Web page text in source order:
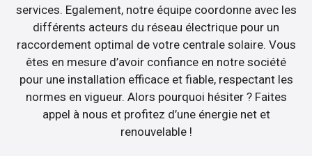
services. Egalement, notre équipe coordonne avec les
différents acteurs du réseau électrique pour un
raccordement optimal de votre centrale solaire. Vous
êtes en mesure d’avoir confiance en notre société
pour une installation efficace et fiable, respectant les
normes en vigueur. Alors pourquoi hésiter ? Faites
appel à nous et profitez d’une énergie net et
renouvelable !